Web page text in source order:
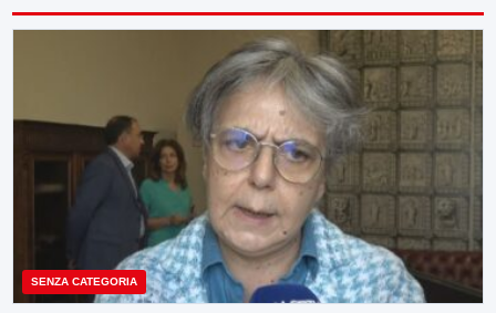
SENZA CATEGORIA